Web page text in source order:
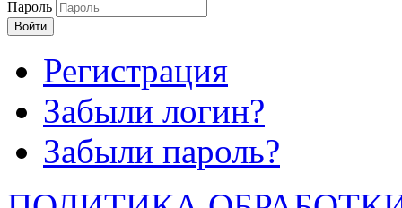
Пароль
Войти
Регистрация
Забыли логин?
Забыли пароль?